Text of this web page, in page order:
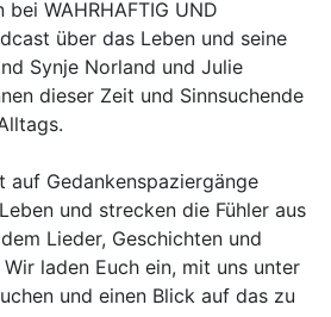
WAHRHAFTIG UND
über das Leben und seine
Synje Norland und Julie
dieser Zeit und Sinnsuchende
auf Gedankenspaziergänge
und strecken die Fühler aus
Lieder, Geschichten und
laden Euch ein, mit uns unter
und einen Blick auf das zu